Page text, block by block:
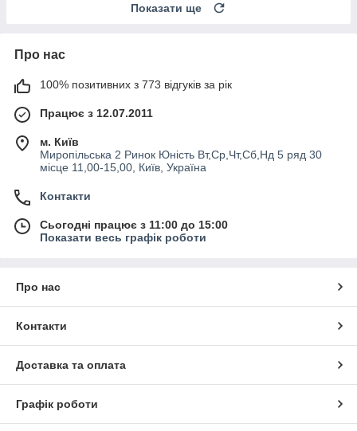
Показати ще
Про нас
100% позитивних з 773 відгуків за рік
Працює з 12.07.2011
м. Київ
Миропільська 2 Ринок Юність Вт,Ср,Чт,Сб,Нд 5 ряд 30
місце 11,00-15,00, Київ, Україна
Контакти
Сьогодні працює з 11:00 до 15:00
Показати весь графік роботи
Про нас
Контакти
Доставка та оплата
Графік роботи